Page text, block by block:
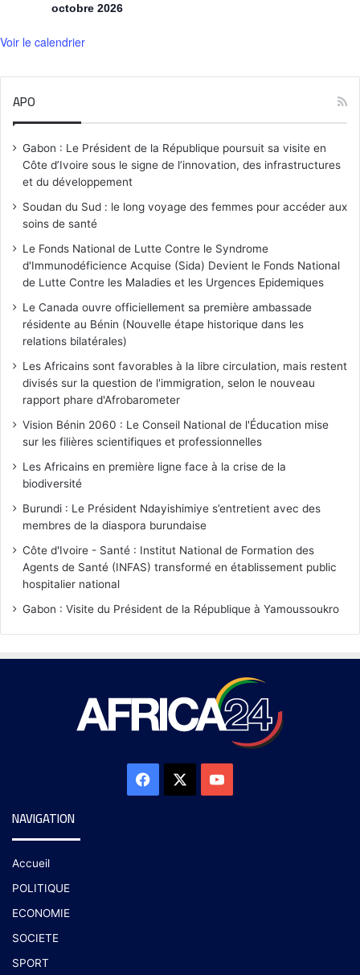
octobre 2026
Voir le calendrier
APO
Gabon : Le Président de la République poursuit sa visite en
Côte d’Ivoire sous le signe de l’innovation, des infrastructures
et du développement
Soudan du Sud : le long voyage des femmes pour accéder aux
soins de santé
Le Fonds National de Lutte Contre le Syndrome
d'Immunodéficience Acquise (Sida) Devient le Fonds National
de Lutte Contre les Maladies et les Urgences Epidemiques
Le Canada ouvre officiellement sa première ambassade
résidente au Bénin (Nouvelle étape historique dans les
relations bilatérales)
Les Africains sont favorables à la libre circulation, mais restent
divisés sur la question de l'immigration, selon le nouveau
rapport phare d'Afrobarometer
Vision Bénin 2060 : Le Conseil National de l'Éducation mise
sur les filières scientifiques et professionnelles
Les Africains en première ligne face à la crise de la
biodiversité
Burundi : Le Président Ndayishimiye s’entretient avec des
membres de la diaspora burundaise
Côte d'Ivoire - Santé : Institut National de Formation des
Agents de Santé (INFAS) transformé en établissement public
hospitalier national
Gabon : Visite du Président de la République à Yamoussoukro
NAVIGATION
Accueil
POLITIQUE
ECONOMIE
SOCIETE
SPORT